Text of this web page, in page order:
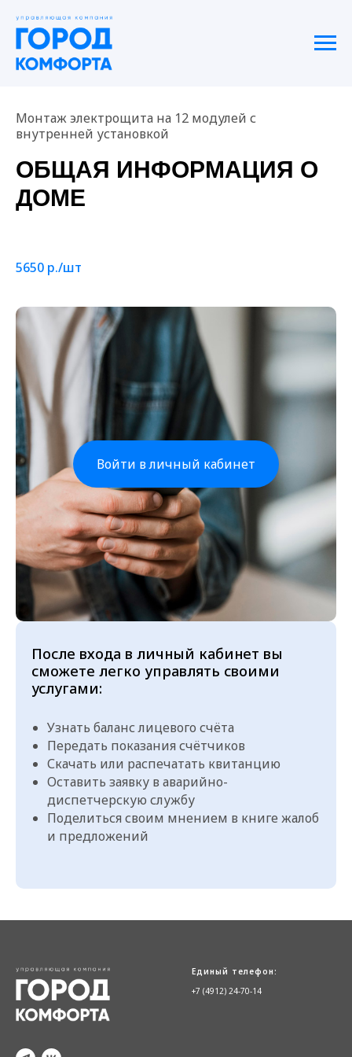
Монтаж электрощита на 12 модулей с
внутренней установкой
ОБЩАЯ ИНФОРМАЦИЯ О
ДОМЕ
5650 р./шт
Войти в личный кабинет
После входа в личный кабинет вы
сможете легко управлять своими
услугами:
Узнать баланс лицевого счёта
Передать показания счётчиков
Скачать или распечатать квитанцию
Оставить заявку в аварийно-
диспетчерскую службу
Поделиться своим мнением в книге жалоб
и предложений
Единый телефон:
+7 (4912) 24-70-14